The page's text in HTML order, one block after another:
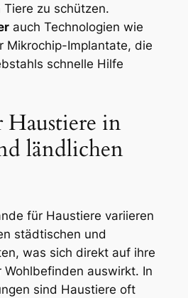
zu schützen.
auch Technologien wie
Mikrochip-Implantate, die
schnelle‍ Hilfe
in
ländlichen
für Haustiere variieren
städtischen und
was sich direkt auf ⁣ihre
Wohlbefinden auswirkt.⁤ In
sind Haustiere oft